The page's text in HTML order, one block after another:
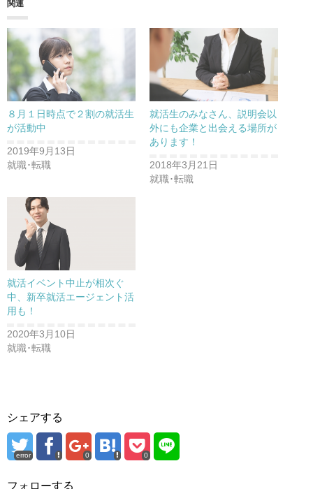
関連
８月１日時点で２割の就活生
が活動中
2019年9月13日
就職･転職
就活生のみなさん、説明会以
外にも企業と出会える場所が
あります！
2018年3月21日
就職･転職
就活イベント中止が相次ぐ
中、新卒就活エージェント活
用も！
2020年3月10日
就職･転職
シェアする
error 0 0
フォローする